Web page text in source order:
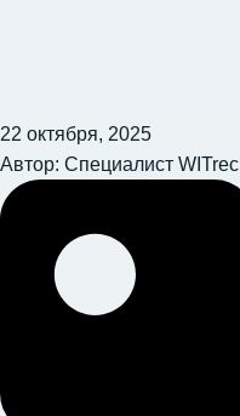
22 октября, 2025
Автор: Специалист WITrec